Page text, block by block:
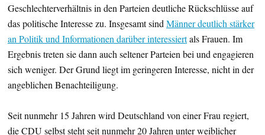
Geschlechterverhältnis in den Parteien deutliche Rückschlüsse auf
das politische Interesse zu. Insgesamt sind Männer deutlich stärker
an Politik und Informationen darüber interessiertals Frauen. Im
Ergebnis treten sie dann auch seltener Parteien bei und engagieren
sich weniger. Der Grund liegt im geringeren Interesse, nicht in der
angeblichen Benachteiligung.
Seit nunmehr 15 Jahren wird Deutschland von einer Frau regiert,
die CDU selbst steht seit nunmehr 20 Jahren unter weiblicher